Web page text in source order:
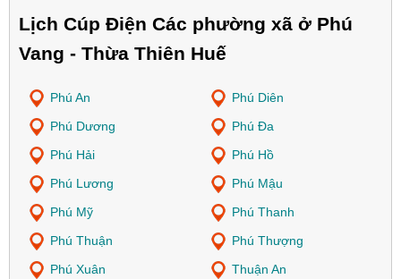
Lịch Cúp Điện Các phường xã ở Phú
Vang - Thừa Thiên Huế
Phú An
Phú Diên
Phú Dương
Phú Đa
Phú Hải
Phú Hồ
Phú Lương
Phú Mậu
Phú Mỹ
Phú Thanh
Phú Thuận
Phú Thượng
Phú Xuân
Thuận An